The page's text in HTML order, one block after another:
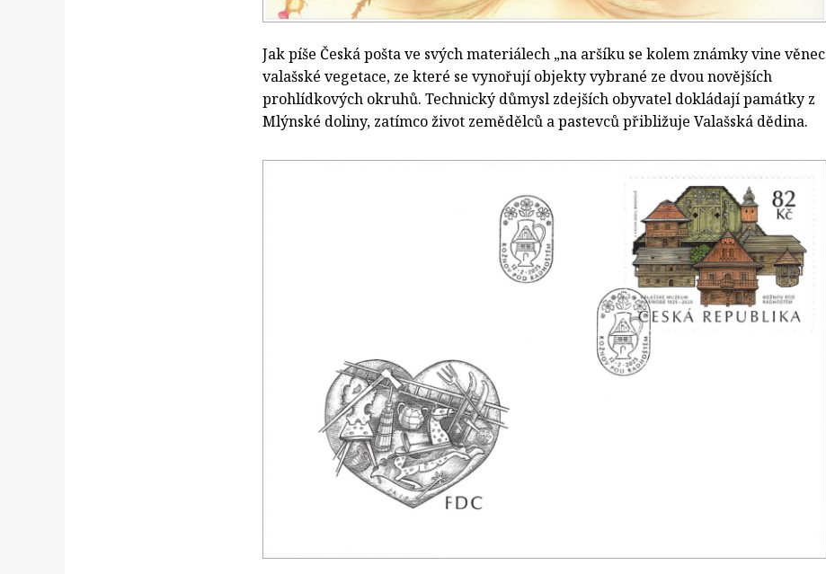
Jak píše Česká pošta ve svých materiálech „na aršíku se kolem známky vine věnec
valašské vegetace, ze které se vynořují objekty vybrané ze dvou novějších
prohlídkových okruhů. Technický důmysl zdejších obyvatel dokládají památky z
Mlýnské doliny, zatímco život zemědělců a pastevců přibližuje Valašská dědina.